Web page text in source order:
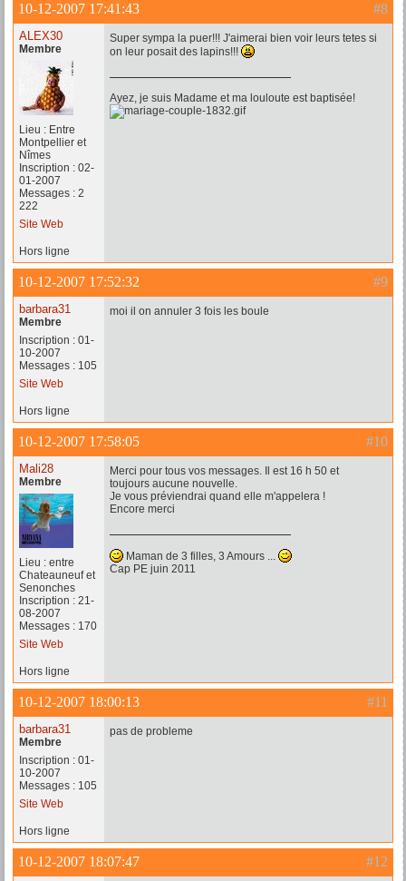
#8
10-12-2007 17:41:43
ALEX30
Membre
Lieu : Entre
Montpellier et
Nîmes
Inscription : 02-
01-2007
Messages : 2
222
Site Web
Super sympa la puer!!! J'aimerai bien voir leurs tetes si
on leur posait des lapins!!!
Ayez, je suis Madame et ma louloute est baptisée!
Hors ligne
#9
10-12-2007 17:52:32
barbara31
Membre
Inscription : 01-
10-2007
Messages : 105
Site Web
moi il on annuler 3 fois les boule
Hors ligne
#10
10-12-2007 17:58:05
Mali28
Membre
Lieu : entre
Chateauneuf et
Senonches
Inscription : 21-
08-2007
Messages : 170
Site Web
Merci pour tous vos messages. Il est 16 h 50 et
toujours aucune nouvelle.
Je vous préviendrai quand elle m'appelera !
Encore merci
Maman de 3 filles, 3 Amours ...
Cap PE juin 2011
Hors ligne
#11
10-12-2007 18:00:13
barbara31
Membre
Inscription : 01-
10-2007
Messages : 105
Site Web
pas de probleme
Hors ligne
#12
10-12-2007 18:07:47